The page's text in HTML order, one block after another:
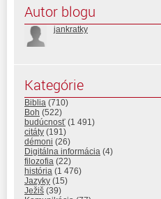
Autor blogu
jankratky
Kategórie
Biblia (710)
Boh (522)
budúcnosť (1 491)
citáty (191)
démoni (26)
Digitálna informácia (4)
filozofia (22)
história (1 476)
Jazyky (15)
Ježiš (39)